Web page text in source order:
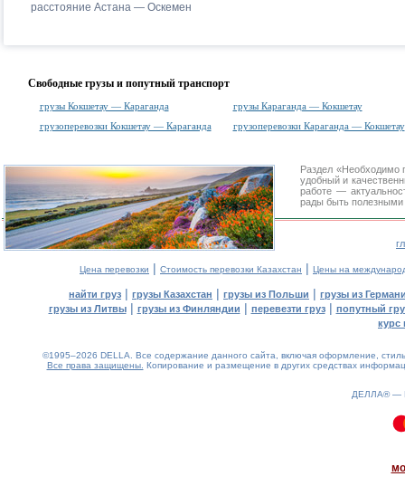
расстояние Астана — Оскемен
Свободные грузы и попутный транспорт
грузы Кокшетау — Караганда
грузы Караганда — Кокшетау
грузоперевозки Кокшетау — Караганда
грузоперевозки Караганда — Кокшетау
Раздел «Необходимо
удобный и
работе —
рады быть полезными
Цена перевозки | Стоимость перевозки Казахстан | Цены на
найти груз | грузы Казахстан | грузы из Польши | грузы из
грузы из Литвы| грузы из Финляндии | перевезти груз| попутный
курс
©1995–2026 DELLA. Все содержание данного сайта, включая оформление,
Все права защищены. Копирование и размещение в других средствах
ДЕЛЛА® —